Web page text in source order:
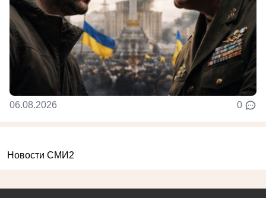
06.08.2026 0
Новости СМИ2